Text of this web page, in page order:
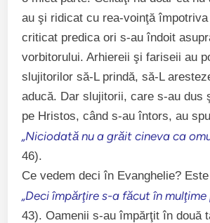
au şi ridicat cu rea-voinţă
criticat predica ori s-au îndoit
vorbitorului. Arhiereii şi fariseii au
slujitorilor să-L prindă, să-L
aducă. Dar slujitorii, care s-au dus
pe Hristos, când s-au întors, au
„Niciodată nu a grăit cineva ca
46).
Ce vedem deci în Evanghelie?
„Deci împărţire s-a făcut în mulţime
43). Oamenii s-au împărţit în două